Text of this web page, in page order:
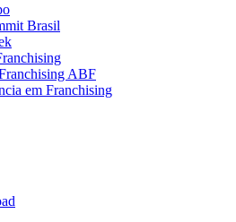
Brasil
ABF
em Franchising